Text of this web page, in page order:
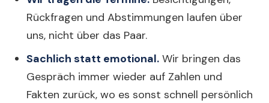
Rückfragen und Abstimmungen laufen über
uns, nicht über das Paar.
Sachlich statt emotional. Wir bringen das
Gespräch immer wieder auf Zahlen und
Fakten zurück, wo es sonst schnell persönlich